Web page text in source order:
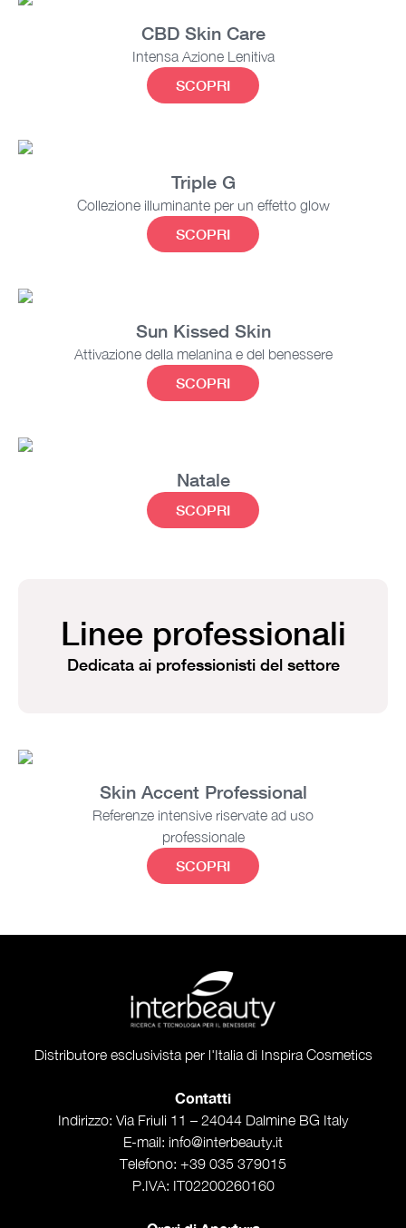
CBD Skin Care
Intensa Azione Lenitiva
SCOPRI
Triple G
Collezione illuminante per un effetto glow
SCOPRI
Sun Kissed Skin
Attivazione della melanina e del benessere
SCOPRI
Natale
SCOPRI
Linee professionali
Dedicata ai professionisti del settore
Skin Accent Professional
Referenze intensive riservate ad uso
professionale
SCOPRI
Distributore esclusivista per l'Italia di Inspira Cosmetics
Contatti
Indirizzo: Via Friuli 11 – 24044 Dalmine BG Italy
E-mail: info@interbeauty.it
Telefono: +39 035 379015
P.IVA: IT02200260160